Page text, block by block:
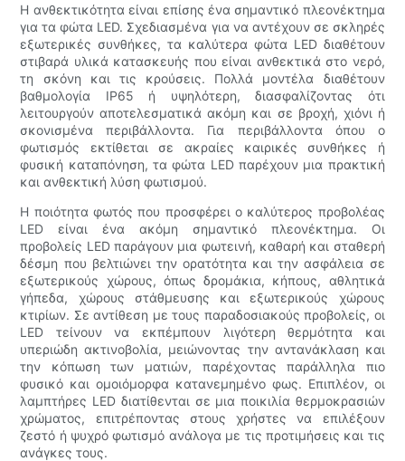
Η ανθεκτικότητα είναι επίσης ένα σημαντικό πλεονέκτημα
για τα φώτα LED. Σχεδιασμένα για να αντέχουν σε σκληρές
εξωτερικές συνθήκες, τα καλύτερα φώτα LED διαθέτουν
στιβαρά υλικά κατασκευής που είναι ανθεκτικά στο νερό,
τη σκόνη και τις κρούσεις. Πολλά μοντέλα διαθέτουν
βαθμολογία IP65 ή υψηλότερη, διασφαλίζοντας ότι
λειτουργούν αποτελεσματικά ακόμη και σε βροχή, χιόνι ή
σκονισμένα περιβάλλοντα. Για περιβάλλοντα όπου ο
φωτισμός εκτίθεται σε ακραίες καιρικές συνθήκες ή
φυσική καταπόνηση, τα φώτα LED παρέχουν μια πρακτική
και ανθεκτική λύση φωτισμού.
Η ποιότητα φωτός που προσφέρει ο καλύτερος προβολέας
LED είναι ένα ακόμη σημαντικό πλεονέκτημα. Οι
προβολείς LED παράγουν μια φωτεινή, καθαρή και σταθερή
δέσμη που βελτιώνει την ορατότητα και την ασφάλεια σε
εξωτερικούς χώρους, όπως δρομάκια, κήπους, αθλητικά
γήπεδα, χώρους στάθμευσης και εξωτερικούς χώρους
κτιρίων. Σε αντίθεση με τους παραδοσιακούς προβολείς, οι
LED τείνουν να εκπέμπουν λιγότερη θερμότητα και
υπεριώδη ακτινοβολία, μειώνοντας την αντανάκλαση και
την κόπωση των ματιών, παρέχοντας παράλληλα πιο
φυσικό και ομοιόμορφα κατανεμημένο φως. Επιπλέον, οι
λαμπτήρες LED διατίθενται σε μια ποικιλία θερμοκρασιών
χρώματος, επιτρέποντας στους χρήστες να επιλέξουν
ζεστό ή ψυχρό φωτισμό ανάλογα με τις προτιμήσεις και τις
ανάγκες τους.